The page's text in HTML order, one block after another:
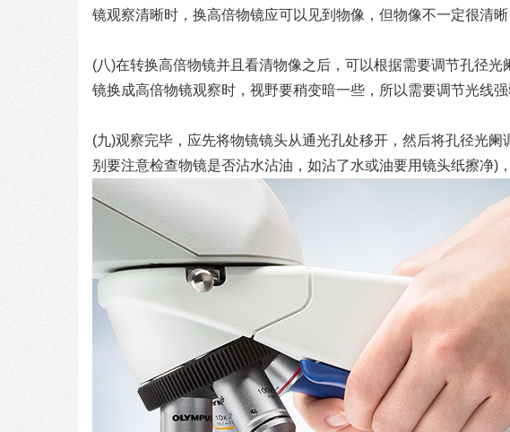
镜观察清晰时，换高倍物镜应可以见到物像，但物像不一定很清
(八)在转换高倍物镜并且看清物像之后，可以根据需要调节孔径
镜换成高倍物镜观察时，视野要稍变暗一些，所以需要调节光线强
(九)观察完毕，应先将物镜镜头从通光孔处移开，然后将孔径光
别要注意检查物镜是否沾水沾油，如沾了水或油要用镜头纸擦净)